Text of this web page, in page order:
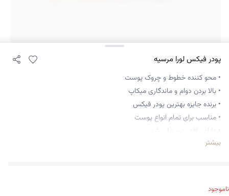
پودر فیکس لورا مرسیه
• محو کننده خطوط و چروک پوست
• بالا بردن دوام و ماندگاری میکاپ
• برنده جایزه بهترین پودر فیکس
• مناسب برای تمام انواع پوست
• دارای بافتی نرم و ابریشمی
• بدون ایجاد فلش بک نور
بیشتر
ناموجود